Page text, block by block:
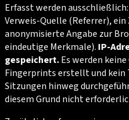
Erfasst werden
Verweis-Quelle (Referrer),
anonymisierte Angabe zur
eindeutige Merkmale). IP-
gespeichert.Es werden
Fingerprints erstellt und kein
Sitzungen hinweg
diesem Grund nicht